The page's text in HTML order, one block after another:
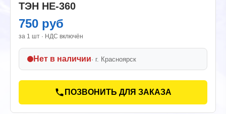
ТЭН HE-360
750 руб
за 1 шт · НДС включён
Нет в наличии· г. Красноярск
ПОЗВОНИТЬ ДЛЯ ЗАКАЗА